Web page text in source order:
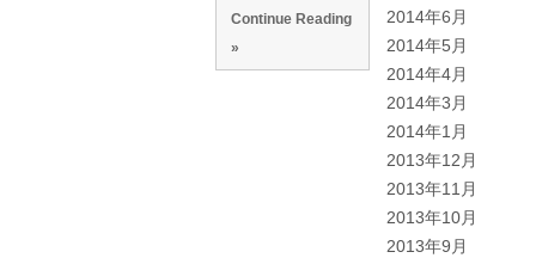
Continue Reading
»
2014年6月
2014年5月
2014年4月
2014年3月
2014年1月
2013年12月
2013年11月
2013年10月
2013年9月